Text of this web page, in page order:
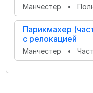
Манчестер •
Парикмахер
с релокацией
Манчестер •